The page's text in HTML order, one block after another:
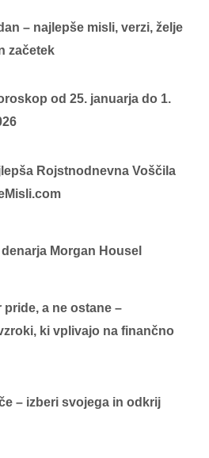
– najlepše misli, verzi, želje
začetek
od 25. januarja do 1.
Rojstnodnevna Voščila
Morgan Housel
pride, a ne ostane –
ki vplivajo na finančno
– izberi svojega in odkrij